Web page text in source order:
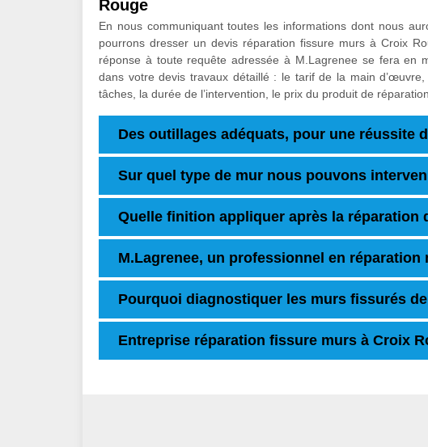
Rouge
En nous communiquant toutes les informations dont nous
pourrons dresser un devis réparation fissure murs à Croix
réponse à toute requête adressée à M.Lagrenee se fera en
dans votre devis travaux détaillé : le tarif de la main
tâches, la durée de l’intervention, le prix du produit de
Des outillages adéquats, pour une réussite
Sur quel type de mur nous pouvons
Quelle finition appliquer après la réparation
M.Lagrenee, un professionnel en réparation
Pourquoi diagnostiquer les murs fissurés
Entreprise réparation fissure murs à Croix